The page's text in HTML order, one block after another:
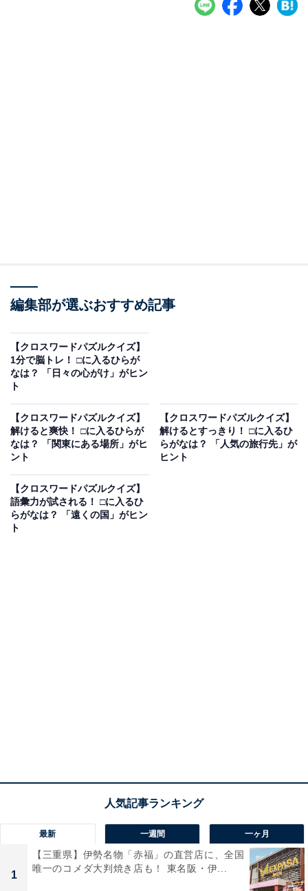
編集部が選ぶおすすめ記事
【クロスワードパズルクイズ】
1分で脳トレ！ □に入るひらが
なは？ 「日々の心がけ」がヒン
ト
【クロスワードパズルクイズ】
解けると爽快！ □に入るひらが
なは？ 「関東にある場所」がヒ
ント
【クロスワードパズルクイズ】
解けるとすっきり！ □に入るひ
らがなは？ 「人気の旅行先」が
ヒント
【クロスワードパズルクイズ】
語彙力が試される！ □に入るひ
らがなは？ 「遠くの国」がヒン
ト
最新 一週間 一ヶ月
1
【三重県】伊勢名物「赤福」の直営店に、全国
唯一のコメダ大判焼き店も！ 東名阪・伊...